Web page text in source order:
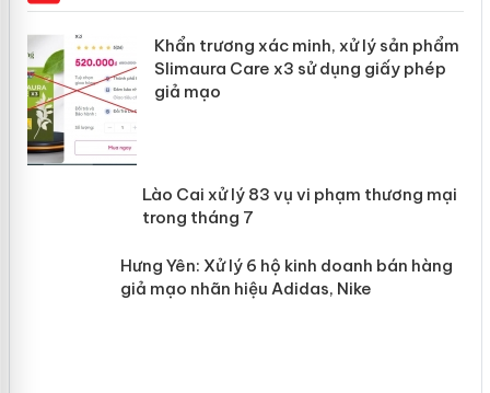
Khẩn trương xác minh, xử lý sản phẩm
Slimaura Care x3 sử dụng giấy phép
giả mạo
Lào Cai xử lý 83 vụ vi phạm thương
mại trong tháng 7